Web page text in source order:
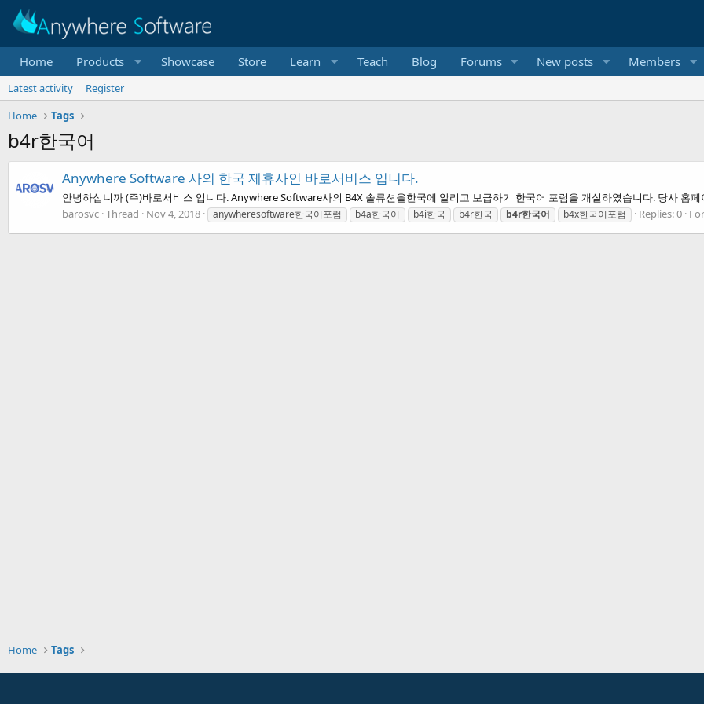
Home Products Showcase Store Learn Teach Blog Forums New posts Members
Latest activity
Register
Home
Tags
b4r한국어
Anywhere Software 사의 한국 제휴사인 바로서비스 입니다.
안녕하십니까 (주)바로서비스 입니다. Anywhere Software사의 B4X 솔류션을한국에 알리고 보급하기 한국어 포럼을 개설하였습니다. 당사 홈
barosvc Thread Nov 4, 2018 anywheresoftware한국어포럼 b4a한국어 b4i한국 b4r한국 b4r한국어 b4x한국어포럼 Replies: 0
Home Tags